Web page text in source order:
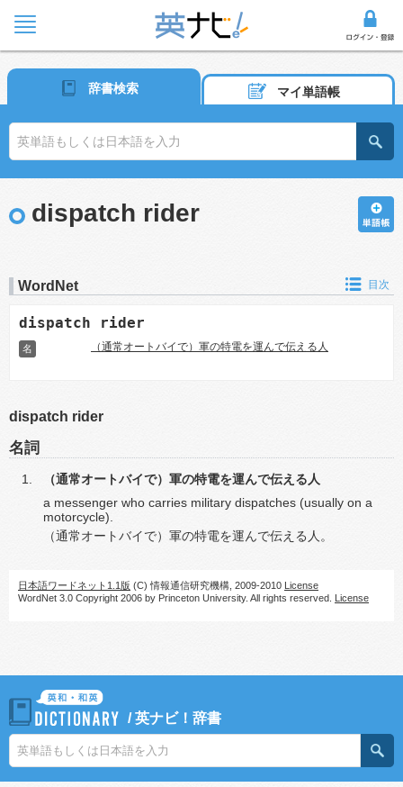
辞書検索 マイ単語帳
dispatch rider
WordNet 目次
dispatch rider
名 （通常オートバイで）軍の特電を運んで伝える人
dispatch rider
名詞
（通常オートバイで）軍の特電を運んで伝える人
a messenger who carries military dispatches (usually on a
motorcycle).
（通常オートバイで）軍の特電を運んで伝える人。
日本語ワードネット1.1版 (C) 情報通信研究機構, 2009-2010 License
WordNet 3.0 Copyright 2006 by Princeton University. All rights reserved. License
/英ナビ！辞書